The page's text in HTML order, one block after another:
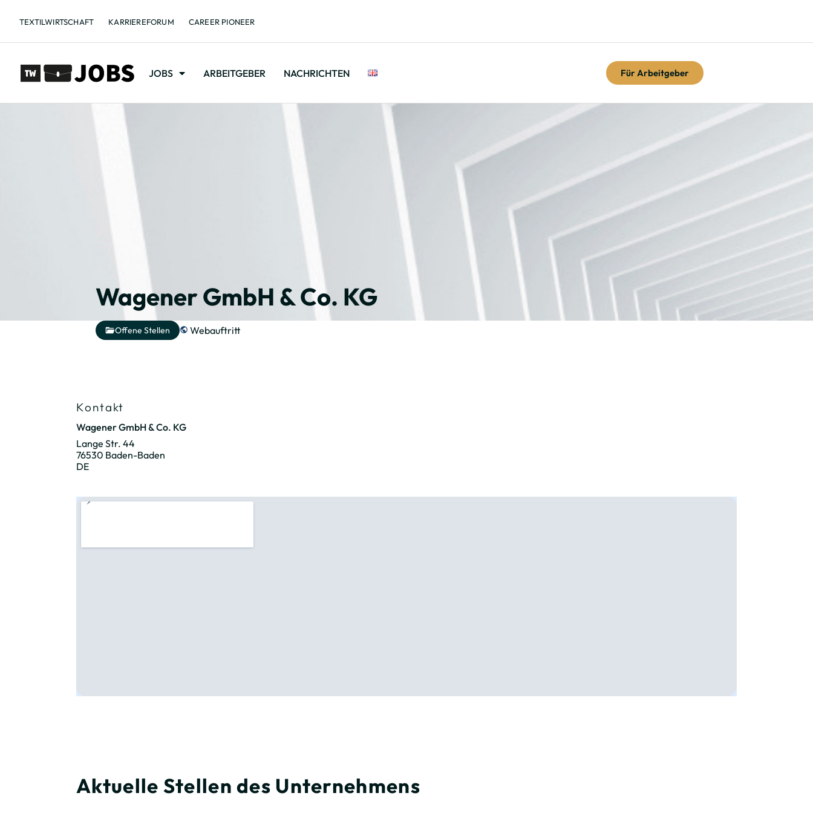
TEXTILWIRTSCHAFT KARRIEREFORUM CAREER PIONEER
JOBS ARBEITGEBER NACHRICHTEN Für Arbeitgeber
Wagener GmbH & Co. KG
Offene Stellen Webauftritt
Kontakt
Wagener GmbH & Co. KG
Lange Str. 44
76530 Baden-Baden
DE
Aktuelle Stellen des Unternehmens